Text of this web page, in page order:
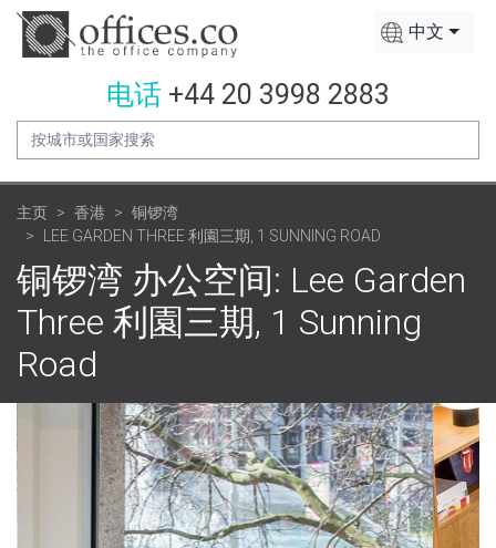
中文
电话 +44 20 3998 2883
主页 香港
铜锣湾
LEE GARDEN THREE 利園三期, 1 SUNNING ROAD
铜锣湾 办公空间: Lee Garden
Three 利園三期, 1 Sunning
Road